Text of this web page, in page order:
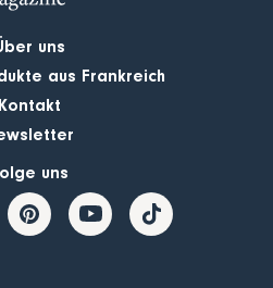
uns
aus Frankreich
Kontakt
uns